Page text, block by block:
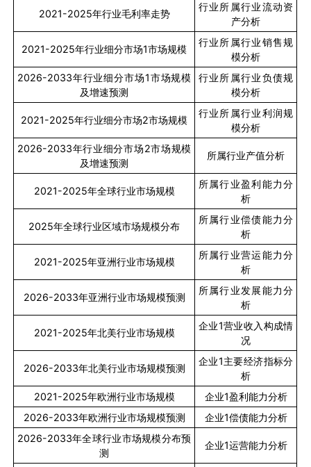
2021-2025年行业毛利率走势
行业所属行业流动资
产分析
2021-2025年行业细分市场1市场规模
行业所属行业销售规
模分析
2026-2033年行业细分市场1市场规模
及增速预测
行业所属行业负债规
模分析
2021-2025年行业细分市场2市场规模
行业所属行业利润规
模分析
2026-2033年行业细分市场2市场规模
及增速预测
所属行业产值分析
2021-2025年全球行业市场规模
所属行业盈利能力分
析
2025年全球行业区域市场规模分布
所属行业偿债能力分
析
2021-2025年亚洲行业市场规模
所属行业营运能力分
析
2026-2033年亚洲行业市场规模预测
所属行业发展能力分
析
2021-2025年北美行业市场规模
企业1营业收入构成情
况
2026-2033年北美行业市场规模预测
企业1主要经济指标分
析
2021-2025年欧洲行业市场规模 企业1盈利能力分析
2026-2033年欧洲行业市场规模预测 企业1偿债能力分析
2026-2033年全球行业市场规模分布预
测
企业1运营能力分析